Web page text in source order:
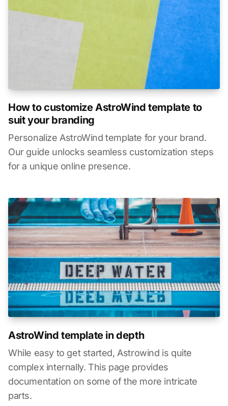
How to customize AstroWind template to
suit your branding
Personalize AstroWind template for your brand.
Our guide unlocks seamless customization steps
for a unique online presence.
AstroWind template in depth
While easy to get started, Astrowind is quite
complex internally. This page provides
documentation on some of the more intricate
parts.